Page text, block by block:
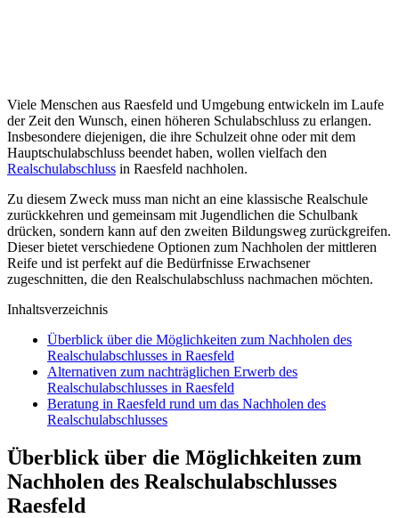
Viele Menschen aus Raesfeld und Umgebung entwickeln im Laufe
der Zeit den Wunsch, einen höheren Schulabschluss zu erlangen.
Insbesondere diejenigen, die ihre Schulzeit ohne oder mit dem
Hauptschulabschluss beendet haben, wollen vielfach den
Realschulabschluss in Raesfeld nachholen.
Zu diesem Zweck muss man nicht an eine klassische Realschule
zurückkehren und gemeinsam mit Jugendlichen die Schulbank
drücken, sondern kann auf den zweiten Bildungsweg zurückgreifen.
Dieser bietet verschiedene Optionen zum Nachholen der mittleren
Reife und ist perfekt auf die Bedürfnisse Erwachsener
zugeschnitten, die den Realschulabschluss nachmachen möchten.
Inhaltsverzeichnis
Überblick über die Möglichkeiten zum Nachholen des
Realschulabschlusses in Raesfeld
Alternativen zum nachträglichen Erwerb des
Realschulabschlusses in Raesfeld
Beratung in Raesfeld rund um das Nachholen des
Realschulabschlusses
Überblick über die Möglichkeiten zum
Nachholen des Realschulabschlusses
Raesfeld